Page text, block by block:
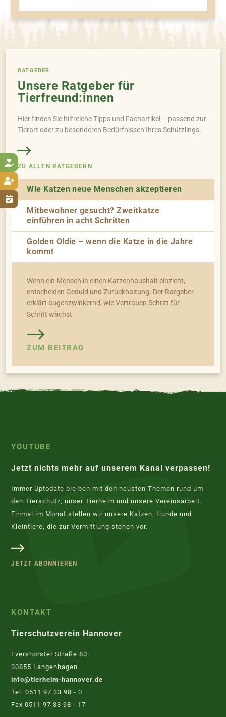



RATGEBER
Unsere Ratgeber für
Tierfreund:innen
Hier finden Sie hilfreiche Tipps und Fachartikel – passend zur
Tierart oder zu besonderen Bedürfnissen Ihres Schützlings.
ZU ALLEN RATGEBERN
Wie Katzen neue Menschen akzeptieren
Mitbewohner gesucht? Zweitkatze
einführen in acht Schritten
Golden Oldie – wenn die Katze in die Jahre
kommt
Wenn ein Mensch in einen Katzenhaushalt einzieht,
entscheiden Geduld und Zurückhaltung. Der Ratgeber
erklärt augenzwinkernd, wie Vertrauen Schritt für
Schritt wächst.
ZUM BEITRAG
YOUTUBE
Jetzt nichts mehr auf unserem Kanal verpassen!
Immer Uptodate bleiben mit den neusten Themen rund um
den Tierschutz, unser Tierheim und unsere Vereinsarbeit.
Einmal im Monat stellen wir unsere Katzen, Hunde und
Kleintiere, die zur Vermittlung stehen vor.
JETZT ABONNIEREN
KONTAKT
Tierschutzverein Hannover
Evershorster Straße 80
30855 Langenhagen
info@tierheim-hannover.de
Tel. 0511 97 33 98 - 0
Fax 0511 97 33 98 - 17